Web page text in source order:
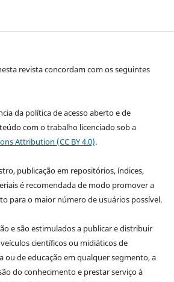
revista concordam com os seguintes
da política de acesso aberto e de
com o trabalho licenciado sob a
Attribution (CC BY 4.0).
publicação em repositórios, índices,
é recomendada de modo promover a
para o maior número de usuários possível.
e são estimulados a publicar e distribuir
científicos ou midiáticos de
ou de educação em qualquer segmento, a
do conhecimento e prestar serviço à